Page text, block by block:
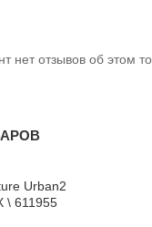
нет отзывов об этом